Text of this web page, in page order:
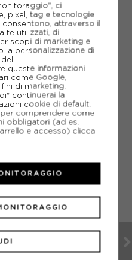
DA NOI
ci
pixel, tag e tecnologie
consentono, attraverso il
te utilizzati, di
scopi di marketing e
la personalizzazione di
queste informazioni
come Google,
di marketing.
continuerai la
cookie di default.
comprendere come
obbligatori (ad es.
e accesso) clicca